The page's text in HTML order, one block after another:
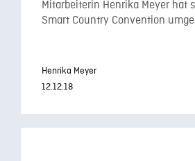
Mitarbeiterin Henrika Meyer hat
Smart Country Convention
Henrika Meyer
12.12.18